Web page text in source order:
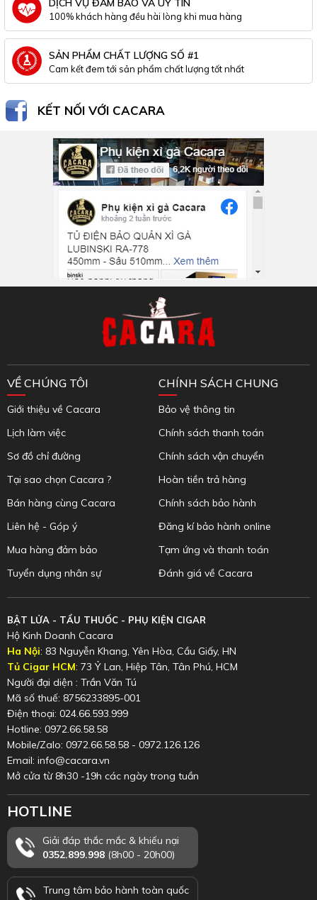
DỊCH VỤ ĐẢM BẢO VÀ UY TÍN
100% khách hàng đều hài lòng khi mua hàng
SẢN PHẨM CHẤT LƯỢNG SỐ #1
Cam kết đem tới sản phẩm chất lượng tốt nhất
KẾT NỐI VỚI CACARA
VỀ CHÚNG TÔI
Giới thiệu về Cacara
Lịch làm việc
Sơ đồ chỉ đường
Tại sao chọn Cacara ?
Bán hàng cùng Cacara
Liên hệ - Góp ý
Mua hàng đảm bảo
Tuyển dụng nhân sự
CHÍNH SÁCH CHUNG
Bảo vệ thông tin
Chính sách thanh toán
Chính sách vận chuyển
Hoàn tiền trả hàng
Chính sách bảo hành
Đăng kí bảo hành online
Tạm ứng và thanh toán
Đánh giá về Cacara
BẬT LỬA - TẨU THUỐC - PHỤ KIỆN CIGAR
Hộ Kinh Doanh Cacara
Ha Nội: 83 Nguyễn Khang, Yên Hòa, Cầu Giấy, HN
Tủ Cigar HCM: 73 Ỷ Lan, Hiệp Tân, Tân Phú, HCM
Người đại diện : Trần Văn Tú
Mã số thuế: 8756233895-001
Điện thoại: 024.66.593.999
Hotline: 0972.66.58.58
Mobile/Zalo: 0972.66.58.58 - 0972.126.126
Email: info@cacara.vn
Mở cửa từ 8h30 -19h các ngày trong tuần
HOTLINE
Giải đáp thắc mắc & khiếu nại
0352.899.998 (8h00 - 20h00)
Trung tâm bảo hành toàn quốc